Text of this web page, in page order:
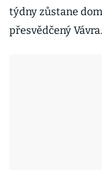
týdny zůstane
přesvědčený Vávra.